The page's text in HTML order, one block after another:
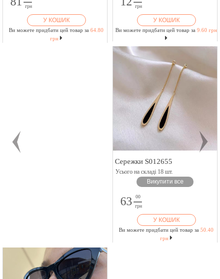
грн
У КОШИК
Ви можете придбати цей товар за 64.80
грн
грн
У КОШИК
Ви можете придбати цей товар за 9.60 грн
Сережки S012655
Усього на складі 18 шт.
Викупити все
63
00
грн
У КОШИК
Ви можете придбати цей товар за 50.40
грн